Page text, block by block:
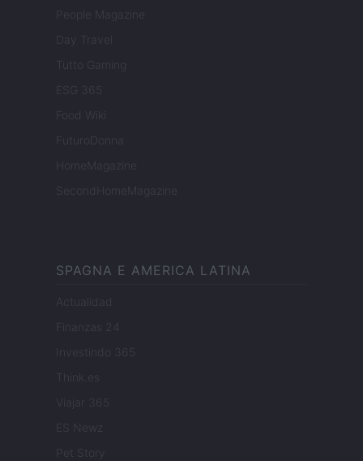
People Magazine
Day Travel
Tutto Gaming
ESG 365
Food Wiki
FuturoDonna
HomeMagazine
SecondHomeMagazine
SPAGNA E AMERICA LATINA
Actualidad
Finanzas 24
Investindo 365
Think.es
Viajar 365
ES Newz
Pet Story